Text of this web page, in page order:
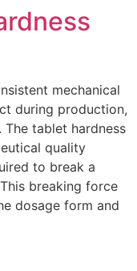
mechanical
during production,
tablet hardness
quality
to break a
breaking force
dosage form and